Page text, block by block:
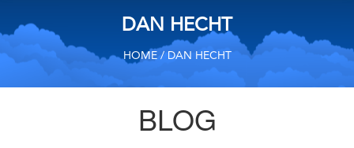
DAN HECHT
HOME/ DAN HECHT
BLOG